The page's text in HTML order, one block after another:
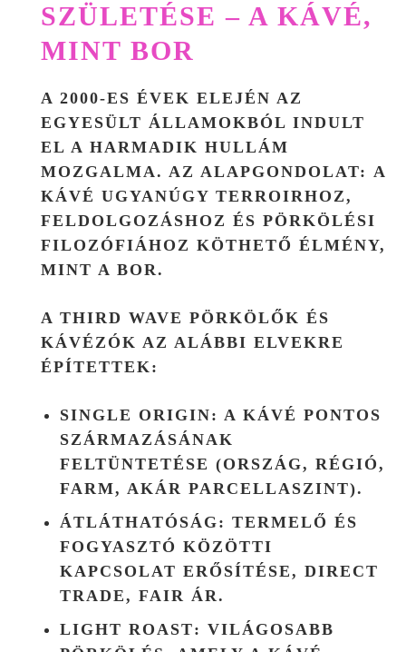
SZÜLETÉSE – A KÁVÉ,
MINT BOR
A 2000-ES ÉVEK ELEJÉN AZ
EGYESÜLT ÁLLAMOKBÓL INDULT
EL A HARMADIK HULLÁM
MOZGALMA. AZ ALAPGONDOLAT: A
KÁVÉ UGYANÚGY TERROIRHOZ,
FELDOLGOZÁSHOZ ÉS PÖRKÖLÉSI
FILOZÓFIÁHOZ KÖTHETŐ ÉLMÉNY,
MINT A BOR.
A THIRD WAVE PÖRKÖLŐK ÉS
KÁVÉZÓK AZ ALÁBBI ELVEKRE
ÉPÍTETTEK:
SINGLE ORIGIN: A KÁVÉ PONTOS
SZÁRMAZÁSÁNAK
FELTÜNTETÉSE (ORSZÁG, RÉGIÓ,
FARM, AKÁR PARCELLASZINT).
ÁTLÁTHATÓSÁG: TERMELŐ ÉS
FOGYASZTÓ KÖZÖTTI
KAPCSOLAT ERŐSÍTÉSE, DIRECT
TRADE, FAIR ÁR.
LIGHT ROAST: VILÁGOSABB